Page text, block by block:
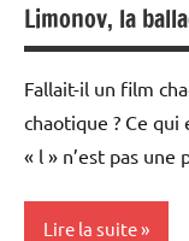
Limonov, la
Fallait-il un film
chaotique ? Ce qui
« l » n’est pas
Lire la suite